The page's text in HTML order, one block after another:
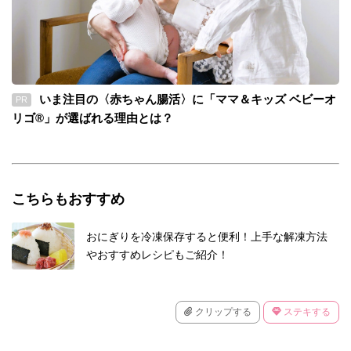
PR
いま注目の〈赤ちゃん腸活〉に「ママ＆キッズ ベビーオ
リゴ®」が選ばれる理由とは？
こちらもおすすめ
おにぎりを冷凍保存すると便利！上手な解凍方法
やおすすめレシピもご紹介！
クリップする ステキする